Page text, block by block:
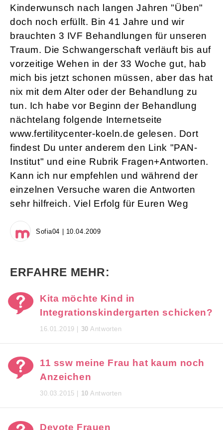
Kinderwunsch nach langen Jahren "Üben"
doch noch erfüllt. Bin 41 Jahre und wir
brauchten 3 IVF Behandlungen für unseren
Traum. Die Schwangerschaft verläuft bis auf
vorzeitige Wehen in der 33 Woche gut, hab
mich bis jetzt schonen müssen, aber das hat
nix mit dem Alter oder der Behandlung zu
tun. Ich habe vor Beginn der Behandlung
nächtelang folgende Internetseite
www.fertilitycenter-koeln.de gelesen. Dort
findest Du unter anderem den Link "PAN-
Institut" und eine Rubrik Fragen+Antworten.
Kann ich nur empfehlen und während der
einzelnen Versuche waren die Antworten
sehr hilfreich. Viel Erfolg für Euren Weg
Sofia04 | 10.04.2009
ERFAHRE MEHR:
Kita möchte Kind in
Integrationskindergarten schicken?
16.01.2019 | 30 Antworten
11 ssw meine Frau hat kaum noch
Anzeichen
30.03.2015 | 10 Antworten
Devote Frauen